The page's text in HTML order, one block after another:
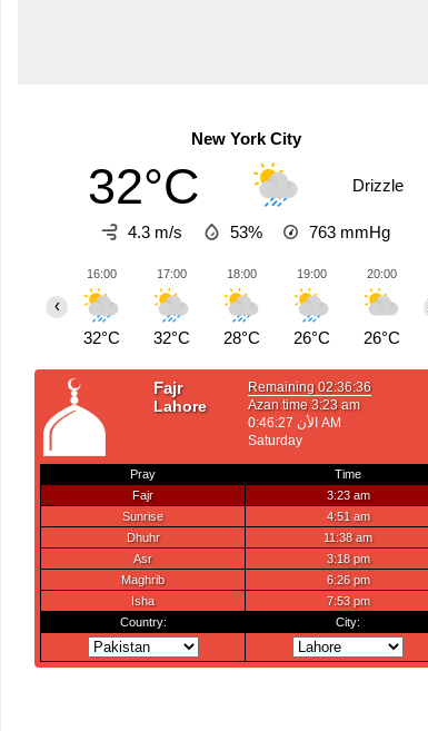
New York City
32°C Drizzle
4.3 m/s 53% 763 mmHg
16:00
32°C
17:00
32°C
18:00
28°C
19:00
26°C
20:00
26°C
‹